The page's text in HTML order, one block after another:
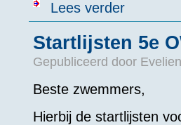
Lees verderover
Startlijsten 5e
Gepubliceerd door
Beste zwemmers,
Hierbij de startlijsten